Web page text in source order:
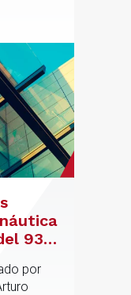
93%
por